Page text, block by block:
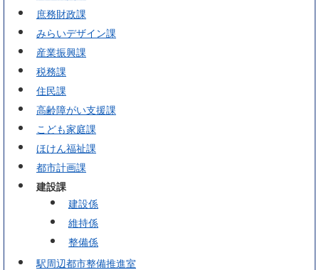
庶務財政課
みらいデザイン課
産業振興課
税務課
住民課
高齢障がい支援課
こども家庭課
ほけん福祉課
都市計画課
建設課
建設係
維持係
整備係
駅周辺都市整備推進室